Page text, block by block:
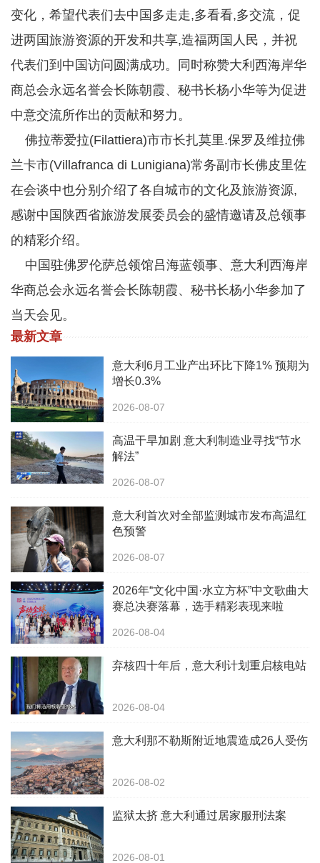
变化，希望代表们去中国多走走,多看看,多交流，促
进两国旅游资源的开发和共享,造福两国人民，并祝
代表们到中国访问圆满成功。同时称赞大利西海岸华
商总会永远名誉会长陈朝霞、秘书长杨小华等为促进
中意交流所作出的贡献和努力。
佛拉蒂爱拉(Filattiera)市市长扎莫里.保罗及维拉佛
兰卡市(Villafranca di Lunigiana)常务副市长佛皮里佐
在会谈中也分别介绍了各自城市的文化及旅游资源,
感谢中国陕西省旅游发展委员会的盛情邀请及总领事
的精彩介绍。
中国驻佛罗伦萨总领馆吕海蓝领事、意大利西海岸
华商总会永远名誉会长陈朝霞、秘书长杨小华参加了
当天会见。
最新文章
意大利6月工业产出环比下降1% 预期为
增长0.3%
2026-08-07
高温干旱加剧 意大利制造业寻找“节水
解法”
2026-08-07
意大利首次对全部监测城市发布高温红
色预警
2026-08-07
2026年“文化中国·水立方杯”中文歌曲大
赛总决赛落幕，选手精彩表现来啦
2026-08-04
弃核四十年后，意大利计划重启核电站
2026-08-04
意大利那不勒斯附近地震造成26人受伤
2026-08-02
监狱太挤 意大利通过居家服刑法案
2026-08-01